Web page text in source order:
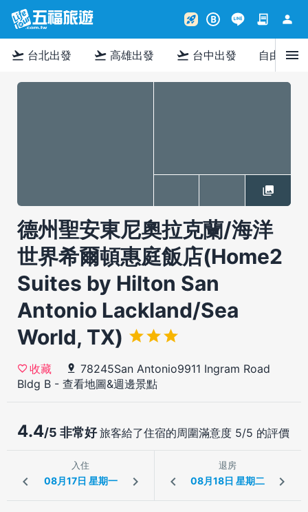
rocket_launch B contract person
flight_takeoff 台北出發 flight_takeoff 高雄出發 flight_takeoff 台中出發 自由行menu
德州聖安東尼奧拉克蘭/海洋
世界希爾頓惠庭飯店(Home2
Suites by Hilton San
Antonio Lackland/Sea
World, TX)
收藏
78245San Antonio9911 Ingram Road
Bldg B - 查看地圖&週邊景點
4.4/5 非常好旅客給了住宿的周圍滿意度 5/5 的評價
入住 退房